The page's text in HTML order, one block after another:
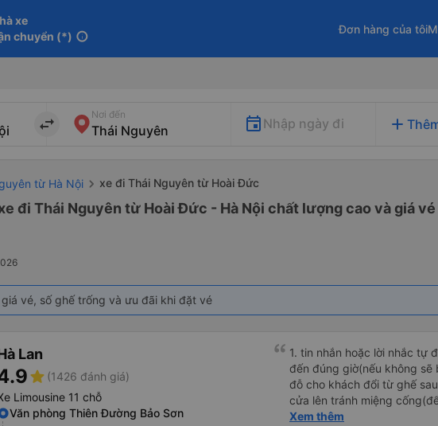
xe
chuyển (*) info
Đơn hàng của tôi
import_export
Nơi đến
Nhập ngày đi add
từ Hà Nội xe đi Thái Nguyên từ Hoài Đức
đi Thái Nguyên từ Hoài Đức - Hà Nội chất lượng cao và giá
vé, số ghế trống và ưu đãi khi đặt vé
Lan
star (1426 đánh giá)
Limousine 11 chỗ
Văn phòng Thiên Đường Bảo Sơn
1. tin nhắn hoặc lời nhắc tự
đến đúng giờ(nếu không sẽ bị trễ
đỗ cho khách đổi từ ghế
cửa lên tránh miệng
tại HN: miệng cống bằng
Xem thêm